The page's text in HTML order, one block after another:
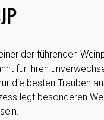
der führenden
für ihren
die besten Trauben
legt besonderen